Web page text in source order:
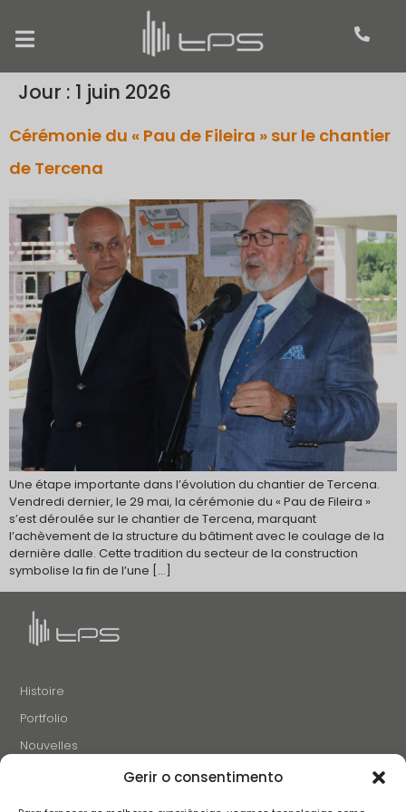
Gerir o consentimento
Jour : 1 juin 2026
Cérémonie du « Pau de Fileira » sur le chantier
de Tercena
Une étape importante dans l’évolution du chantier de Tercena.
Vendredi dernier, le 29 mai, la cérémonie du « Pau de Fileira »
s’est déroulée sur le chantier de Tercena, marquant
l’achèvement de la structure du bâtiment avec le coulage de la
dernière dalle. Cette tradition du secteur de la construction
symbolise la fin de l’une […]
Histoire
Portfolio
Nouvelles
Projets et Initiatives